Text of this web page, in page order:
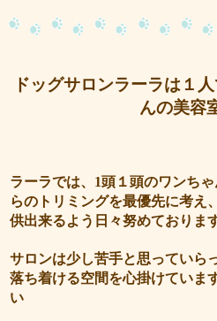
ドッグサロンラーラは１
んの美容
ラーラでは、1頭１頭のワンち
らのトリミングを最優先に考え
供出来るよう日々努めておりま
サロンは少し苦手と思っていら
落ち着ける空間を心掛けていま
い